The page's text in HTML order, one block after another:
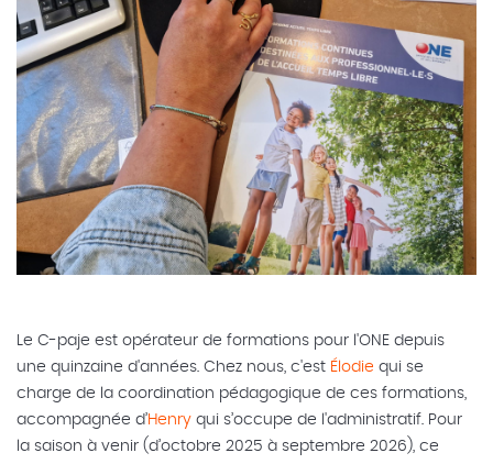
Le C-paje est opérateur de formations pour l'ONE depuis
une quinzaine d'années. Chez nous, c'est Élodie qui se
charge de la coordination pédagogique de ces formations,
accompagnée d’Henry qui s’occupe de l'administratif. Pour
la saison à venir (d’octobre 2025 à septembre 2026), ce